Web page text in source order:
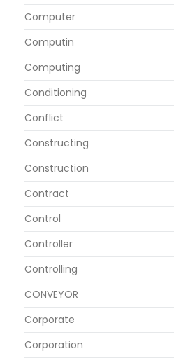
Computer
Computin
Computing
Conditioning
Conflict
Constructing
Construction
Contract
Control
Controller
Controlling
CONVEYOR
Corporate
Corporation